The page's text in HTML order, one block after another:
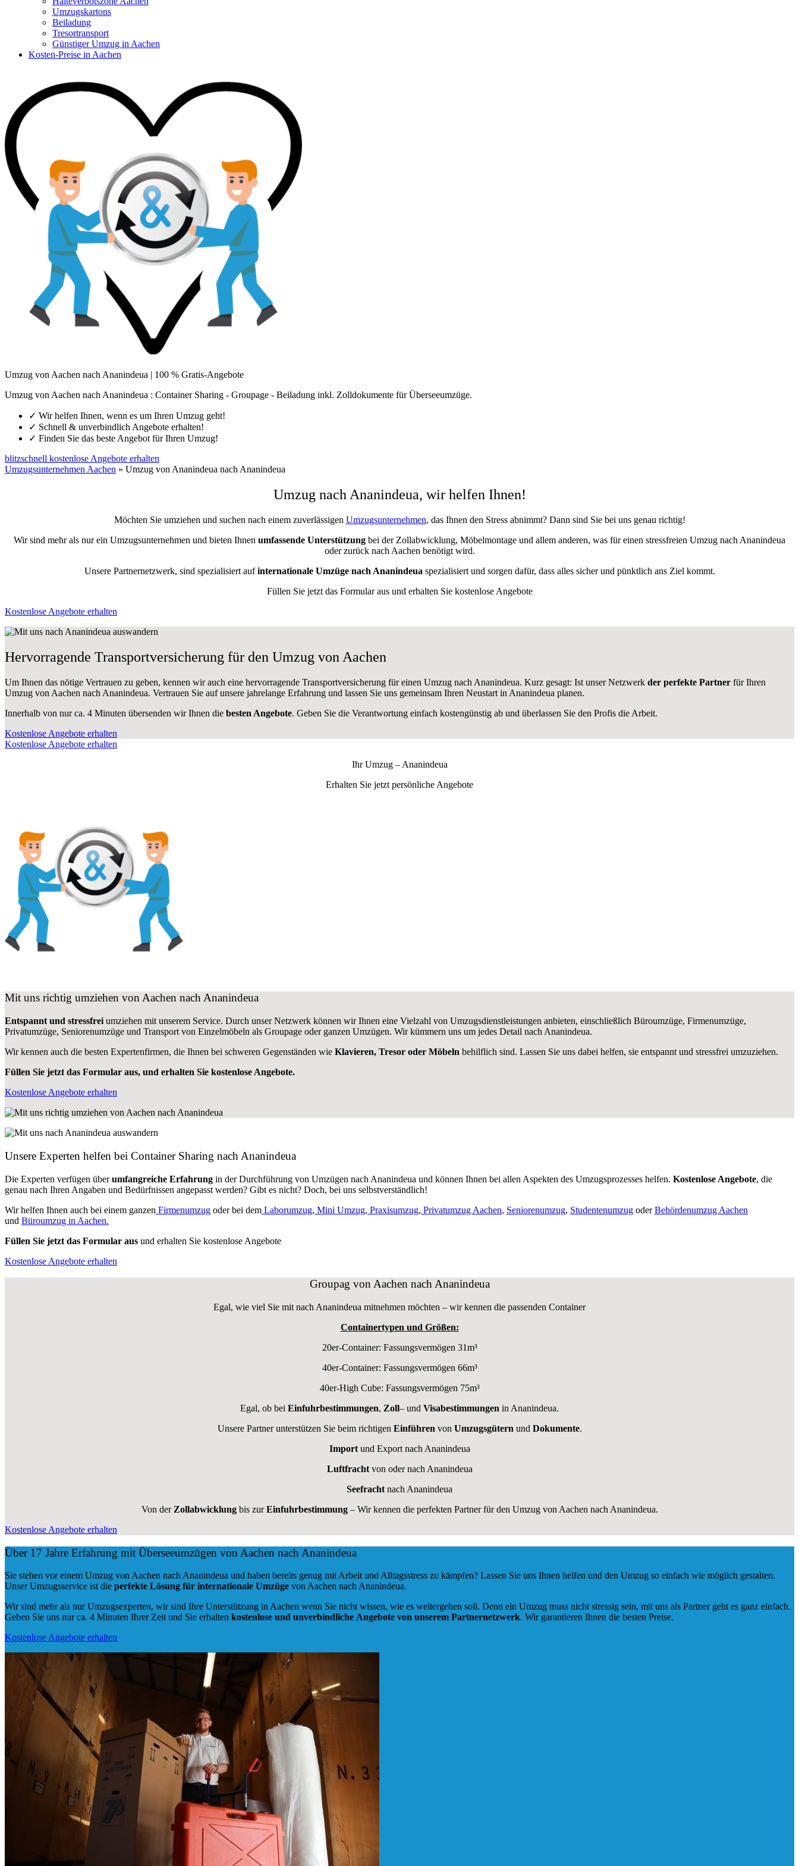
Umzugskartons
Beiladung
Tresortransport
Günstiger Umzug in Aachen
Kosten-Preise in Aachen
Umzug von Aachen nach Ananindeua | 100 % Gratis-Angebote
Umzug von Aachen nach Ananindeua : Container Sharing - Groupage - Beiladung inkl. Zolldokumente für Überseeumzüge.
✓ Wir helfen Ihnen, wenn es um Ihren Umzug geht!
✓ Schnell & unverbindlich Angebote erhalten!
✓ Finden Sie das beste Angebot für Ihren Umzug!
blitzschnell kostenlose Angebote erhalten
Umzugsunternehmen Aachen » Umzug von Ananindeua nach Ananindeua
Umzug nach Ananindeua, wir helfen Ihnen!
Möchten Sie umziehen und suchen nach einem zuverlässigen Umzugsunternehmen, das Ihnen den Stress abnimmt? Dann sind Sie bei uns genau richtig!
Wir sind mehr als nur ein Umzugsunternehmen und bieten Ihnen umfassende Unterstützung bei der Zollabwicklung, Möbelmontage und allem anderen, was für einen stressfreien Umzug nach Ananindeua
oder zurück nach Aachen benötigt wird.
Unsere Partnernetzwerk, sind spezialisiert aufinternationale Umzüge nach Ananindeua spezialisiert und sorgen dafür, dass alles sicher und pünktlich ans Ziel kommt.
Füllen Sie jetzt das Formular aus und erhalten Sie kostenlose Angebote
Kostenlose Angebote erhalten
Hervorragende Transportversicherung für den Umzug von Aachen
Um Ihnen das nötige Vertrauen zu geben, kennen wir auch eine hervorragende Transportversicherung für einen Umzug nach Ananindeua. Kurz gesagt: Ist unser Netzwerk der perfekte Partner für Ihren
Umzug von Aachen nach Ananindeua. Vertrauen Sie auf unsere jahrelange Erfahrung und lassen Sie uns gemeinsam Ihren Neustart in Ananindeua planen.
Innerhalb von nur ca. 4 Minuten übersenden wir Ihnen die besten Angebote. Geben Sie die Verantwortung einfach kostengünstig ab und überlassen Sie den Profis die Arbeit.
Kostenlose Angebote erhalten
Kostenlose Angebote erhalten
Ihr Umzug – Ananindeua
Erhalten Sie jetzt persönliche Angebote
Mit uns richtig umziehen von Aachen nach Ananindeua
Entspannt und stressfrei umziehen mit unserem Service. Durch unser Netzwerk können wir Ihnen eine Vielzahl von Umzugsdienstleistungen anbieten, einschließlich Büroumzüge, Firmenumzüge,
Privatumzüge, Seniorenumzüge und Transport von Einzelmöbeln als Groupage oder ganzen Umzügen. Wir kümmern uns um jedes Detail nach Ananindeua.
Wir kennen auch die besten Expertenfirmen, die Ihnen bei schweren Gegenständen wie Klavieren, Tresor oder Möbeln behilflich sind. Lassen Sie uns dabei helfen, sie entspannt und stressfrei umzuziehen.
Füllen Sie jetzt das Formular aus, und erhalten Sie kostenlose Angebote.
Kostenlose Angebote erhalten
Unsere Experten helfen bei Container Sharing nach Ananindeua
Die Experten verfügen überumfangreiche Erfahrung in der Durchführung von Umzügen nach Ananindeua und können Ihnen bei allen Aspekten des Umzugsprozesses helfen. Kostenlose Angebote, die
genau nach Ihren Angaben und Bedürfnissen angepasst werden? Gibt es nicht? Doch, bei uns selbstverständlich!
Wir helfen Ihnen auch bei einem ganzen Firmenumzug oder bei dem Laborumzug, Mini Umzug, Praxisumzug, Privatumzug Aachen, Seniorenumzug, Studentenumzug oderBehördenumzug Aachen
und Büroumzug in Aachen.
Füllen Sie jetzt das Formular aus und erhalten Sie kostenlose Angebote
Kostenlose Angebote erhalten
Groupag von Aachen nach Ananindeua
Egal, wie viel Sie mit nach Ananindeua mitnehmen möchten – wir kennen die passenden Container
Containertypen und Größen:
20er-Container: Fassungsvermögen 31m³
40er-Container: Fassungsvermögen 66m³
40er-High Cube: Fassungsvermögen 75m³
Egal, ob bei Einfuhrbestimmungen, Zoll– und Visabestimmungen in Ananindeua.
Unsere Partner unterstützen Sie beim richtigen Einführen von Umzugsgütern und Dokumente.
Importund Export nach Ananindeua
Luftfrachtvon oder nach Ananindeua
Seefracht nach Ananindeua
Von der Zollabwicklungbis zurEinfuhrbestimmung– Wir kennen die perfekten Partner für den Umzug von Aachen nach Ananindeua.
Kostenlose Angebote erhalten
Über 17 Jahre Erfahrung mit Überseeumzügen von Aachen nach Ananindeua
Sie stehen vor einem Umzug von Aachen nach Ananindeua und haben bereits genug mit Arbeit und Alltagsstress zu kämpfen? Lassen Sie uns Ihnen helfen und den Umzug so einfach wie möglich gestalten.
Unser Umzugsservice ist die perfekte Lösung für internationale Umzüge von Aachen nach Ananindeua.
Wir sind mehr als nur Umzugsexperten, wir sind Ihre Unterstützung in Aachen wenn Sie nicht wissen, wie es weitergehen soll. Denn ein Umzug muss nicht stressig sein, mit uns als Partner geht es ganz einfach.
Geben Sie uns nur ca. 4 Minuten Ihrer Zeit und Sie erhalten kostenlose und unverbindliche Angebote von unserem Partnernetzwerk. Wir garantieren Ihnen die besten Preise.
Kostenlose Angebote erhalten